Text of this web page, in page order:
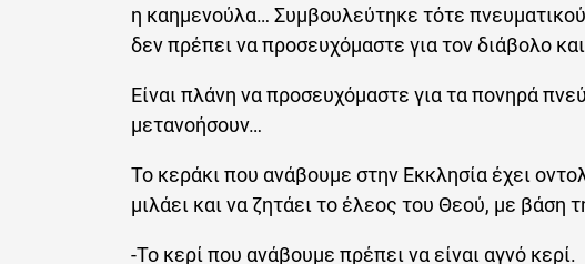
η καημενούλα… Συμβουλεύτηκε τότε
δεν πρέπει να προσευχόμαστε για τον διάβολο
Είναι πλάνη να προσευχόμαστε για τα πονηρά
μετανοήσουν…
Το κεράκι που ανάβουμε στην Εκκλησία έχει
μιλάει και να ζητάει το έλεος του Θεού, με βάση
-Το κερί που ανάβουμε πρέπει να είναι αγνό κερί.